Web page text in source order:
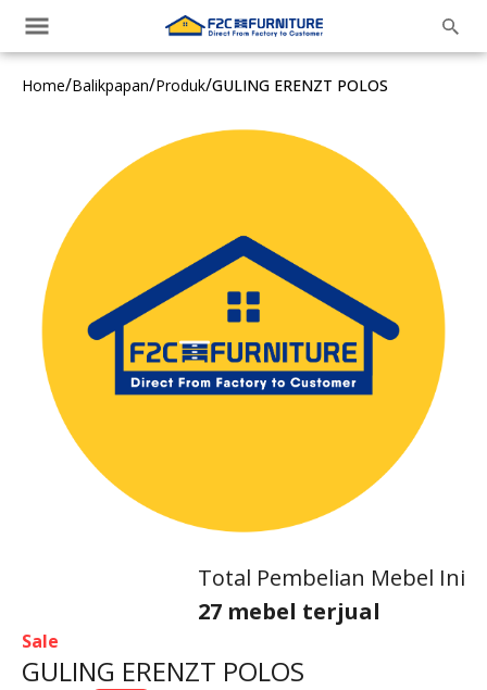
Home/Balikpapan/Produk/GULING ERENZT POLOS
Total Pembelian Mebel Ini
27 mebel terjual
Sale
GULING ERENZT POLOS